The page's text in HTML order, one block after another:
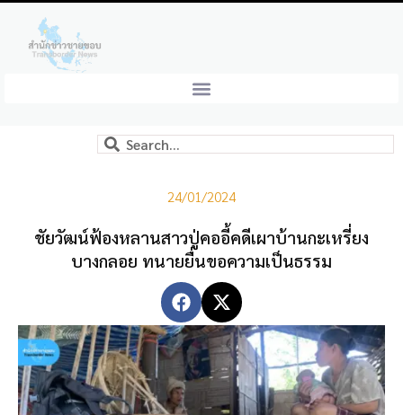
24/01/2024
ชัยวัฒน์ฟ้องหลานสาวปู่คออี้คดีเผาบ้านกะเหรี่ยง
บางกลอย ทนายยื่นขอความเป็นธรรม